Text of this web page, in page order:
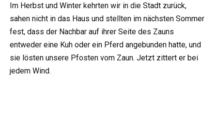
Im Herbst und Winter kehrten wir in die Stadt zurück,
sahen nicht in das Haus und stellten im nächsten Sommer
fest, dass der Nachbar auf ihrer Seite des Zauns
entweder eine Kuh oder ein Pferd angebunden hatte, und
sie lösten unsere Pfosten vom Zaun. Jetzt zittert er bei
jedem Wind.